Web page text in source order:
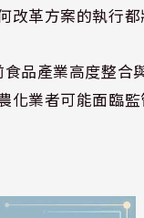
革方案的執行都
品產業高度整合
化業者可能面臨